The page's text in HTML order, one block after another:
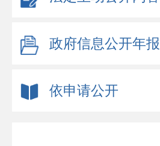
政府信息公开年报
依申请公开